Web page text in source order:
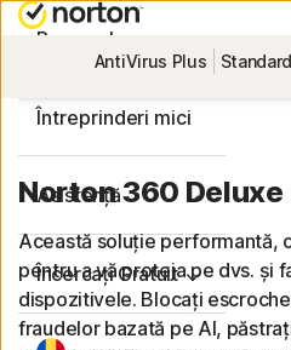
Personal
Întreprinderi mici
Asistență
Încercați Gratuit
AntiVirus Plus Standard
Norton 360 Deluxe
Această soluție performantă,
pentru a vă proteja pe dvs. și
dispozitivele. Blocați
fraudelor bazată pe AI,